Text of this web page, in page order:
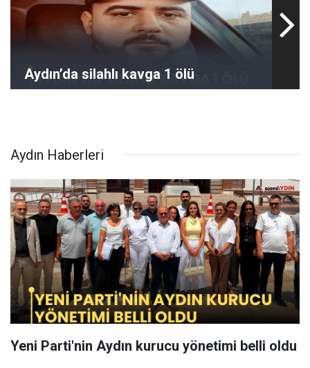
Aydın’da silahlı kavga 1 ölü
Aydın Haberleri
Yeni Parti'nin Aydın kurucu yönetimi belli oldu